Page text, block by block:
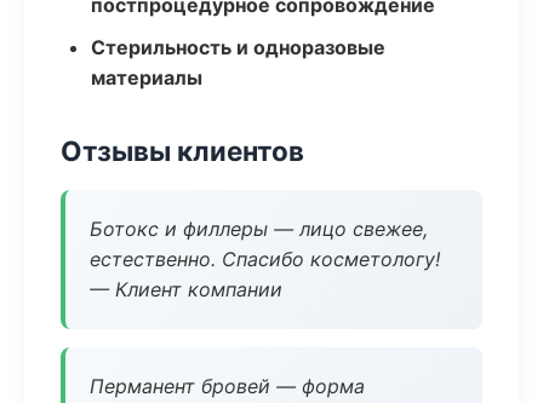
постпроцедурное сопровождение
Стерильность и одноразовые
материалы
Отзывы клиентов
Ботокс и филлеры — лицо свежее,
естественно. Спасибо косметологу!
— Клиент компании
Перманент бровей — форма